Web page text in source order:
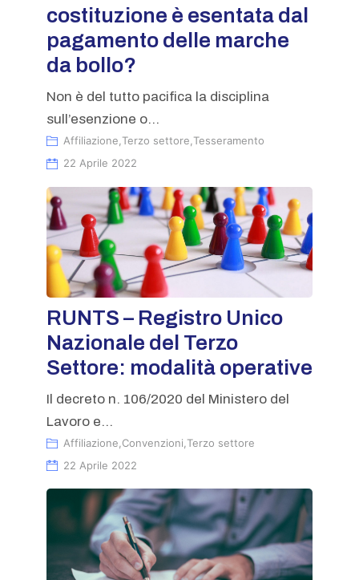
costituzione è esentata dal
pagamento delle marche
da bollo?
Non è del tutto pacifica la disciplina
sull’esenzione o...
Affiliazione Terzo settore Tesseramento
22 Aprile 2022
RUNTS – Registro Unico
Nazionale del Terzo
Settore: modalità operative
Il decreto n. 106/2020 del Ministero del
Lavoro e...
Affiliazione Convenzioni Terzo settore
22 Aprile 2022